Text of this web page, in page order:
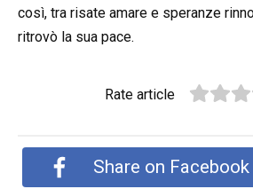
così, tra risate amare e speranze
ritrovò la sua pace.
Rate article
Share on Facebook